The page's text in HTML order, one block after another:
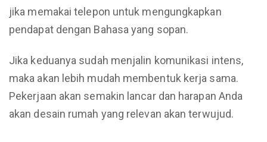
jika memakai telepon untuk mengungkapkan
pendapat dengan Bahasa yang sopan.
Jika keduanya sudah menjalin komunikasi intens,
maka akan lebih mudah membentuk kerja sama.
Pekerjaan akan semakin lancar dan harapan Anda
akan desain rumah yang relevan akan terwujud.